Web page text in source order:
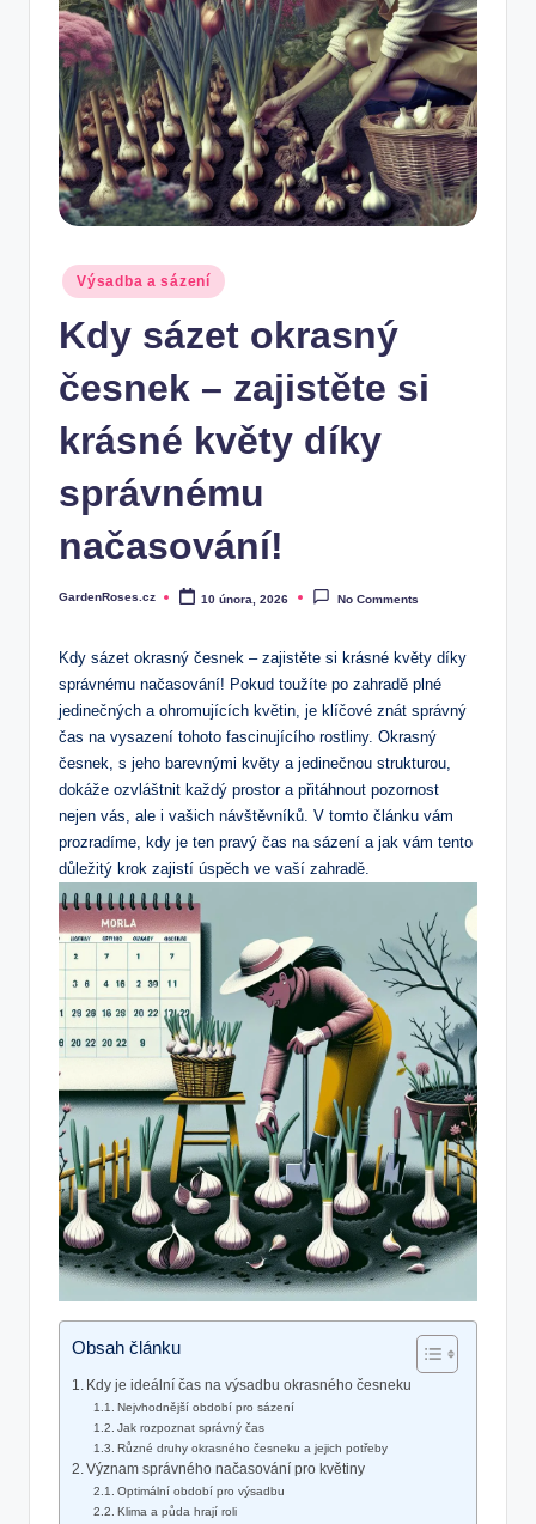
Posted
in
Výsadba a sázení
Kdy sázet okrasný
česnek – zajistěte si
krásné květy díky
správnému
načasování!
Posted
GardenRoses.cz 10 února, 2026 No Comments
Kdy sázet okrasný česnek – zajistěte si krásné květy díky
správnému​ načasování! Pokud toužíte po ‍zahradě plné⁣
jedinečných a ohromujících květin, je klíčové znát správný
čas na vysazení tohoto fascinujícího rostliny. Okrasný
česnek, s jeho barevnými květy a jedinečnou strukturou,
dokáže ozvláštnit⁢ každý prostor a přitáhnout pozornost
nejen vás,‌ ale i vašich ⁤návštěvníků.‌ V tomto článku vám
prozradíme, kdy je ten ​pravý⁤ čas na sázení a jak vám tento
důležitý krok zajistí úspěch ve vaší zahradě.
Obsah článku
Kdy je ideální‌ čas na výsadbu okrasného česneku
Nejvhodnější období pro sázení
Jak rozpoznat správný čas
Různé druhy ⁢okrasného česneku a jejich potřeby
Význam‌ správného načasování pro‌ květiny
Optimální​ období pro výsadbu
Klima​ a půda hrají roli